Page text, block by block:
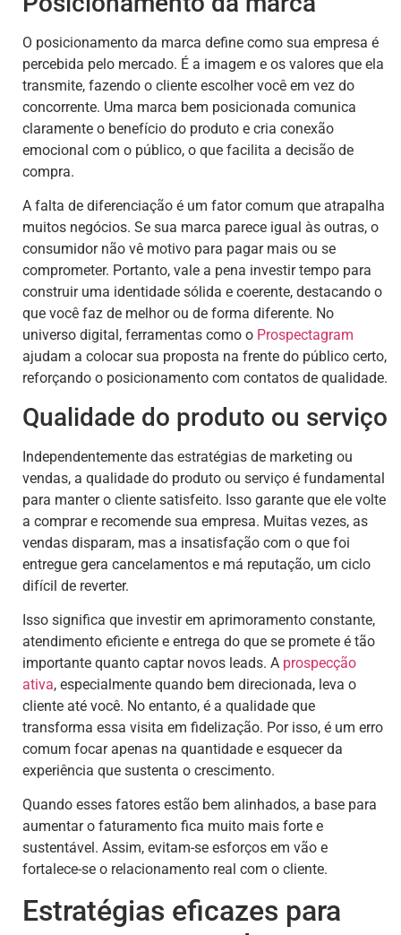
O posicionamento da marca define como sua empresa é
percebida pelo mercado. É a imagem e os valores que ela
transmite, fazendo o cliente escolher você em vez do
concorrente. Uma marca bem posicionada comunica
claramente o benefício do produto e cria conexão
emocional com o público, o que facilita a decisão de
compra.
A falta de diferenciação é um fator comum que atrapalha
muitos negócios. Se sua marca parece igual às outras, o
consumidor não vê motivo para pagar mais ou se
comprometer. Portanto, vale a pena investir tempo para
construir uma identidade sólida e coerente, destacando o
que você faz de melhor ou de forma diferente. No
universo digital, ferramentas como o Prospectagram
ajudam a colocar sua proposta na frente do público certo,
reforçando o posicionamento com contatos de qualidade.
Qualidade do produto ou serviço
Independentemente das estratégias de marketing ou
vendas, a qualidade do produto ou serviço é fundamental
para manter o cliente satisfeito. Isso garante que ele volte
a comprar e recomende sua empresa. Muitas vezes, as
vendas disparam, mas a insatisfação com o que foi
entregue gera cancelamentos e má reputação, um ciclo
difícil de reverter.
Isso significa que investir em aprimoramento constante,
atendimento eficiente e entrega do que se promete é tão
importante quanto captar novos leads. A prospecção
ativa, especialmente quando bem direcionada, leva o
cliente até você. No entanto, é a qualidade que
transforma essa visita em fidelização. Por isso, é um erro
comum focar apenas na quantidade e esquecer da
experiência que sustenta o crescimento.
Quando esses fatores estão bem alinhados, a base para
aumentar o faturamento fica muito mais forte e
sustentável. Assim, evitam-se esforços em vão e
fortalece-se o relacionamento real com o cliente.
Estratégias eficazes para